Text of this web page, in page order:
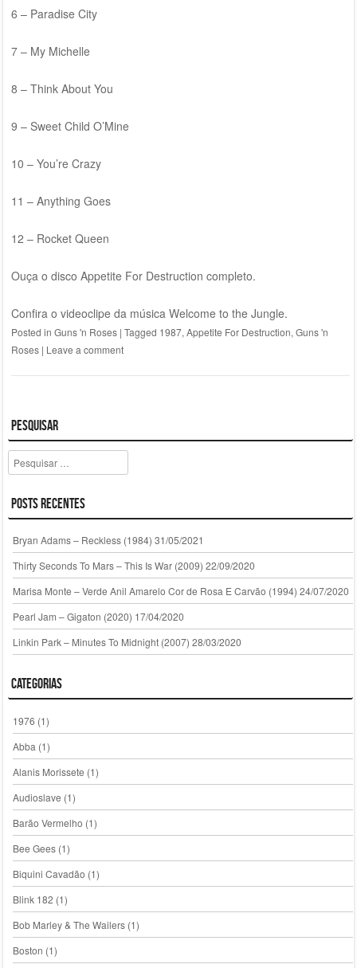
6 – Paradise City
7 – My Michelle
8 – Think About You
9 – Sweet Child O’Mine
10 – You’re Crazy
11 – Anything Goes
12 – Rocket Queen
Ouça o disco Appetite For Destruction completo.
Confira o videoclipe da música Welcome to the Jungle.
Posted in Guns 'n Roses | Tagged 1987, Appetite For Destruction, Guns 'n
Roses | Leave a comment
Pesquisar
Pesquisar
Posts Recentes
Bryan Adams – Reckless (1984) 31/05/2021
Thirty Seconds To Mars – This Is War (2009) 22/09/2020
Marisa Monte – Verde Anil Amarelo Cor de Rosa E Carvão (1994) 24/07/2020
Pearl Jam – Gigaton (2020) 17/04/2020
Linkin Park – Minutes To Midnight (2007) 28/03/2020
Categorias
1976 (1)
Abba (1)
Alanis Morissete (1)
Audioslave (1)
Barão Vermelho (1)
Bee Gees(1)
Biquini Cavadão (1)
Blink 182 (1)
Bob Marley & The Wailers(1)
Boston (1)